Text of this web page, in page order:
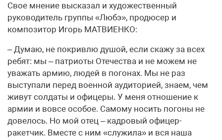
Свое мнение высказал и художественный
руководитель группы «Любэ», продюсер и
композитор Игорь МАТВИЕНКО:
– Думаю, не покривлю душой, если скажу за всех
ребят: мы – патриоты Отечества и не можем не
уважать армию, людей в погонах. Мы не раз
выступали перед военной аудиторией, знаем, чем
живут солдаты и офицеры. У меня отношение к
армии и вовсе особое. Самому носить погоны не
довелось. Но мой отец – кадровый офицер-
ракетчик. Вместе с ним «служила» и вся наша